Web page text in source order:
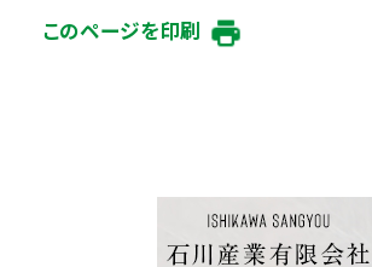
このページを印刷